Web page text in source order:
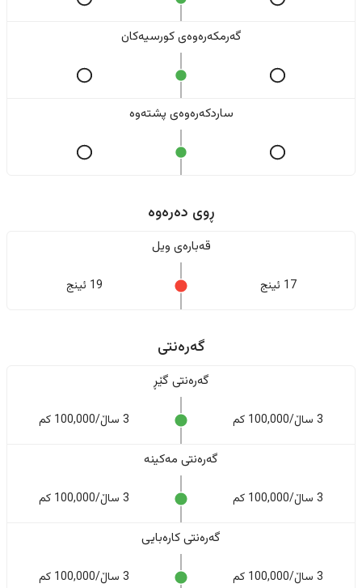
گەرمکەرەوەی کورسیەکان
ساردکەرەوەی پشتەوە
ڕوی دەرەوە
قەبارەی ویل
17 ئینج 19 ئینج
گەرەنتی
گەرەنتی گێڕ
3 ساڵ/100,000 کم 3 ساڵ/100,000 کم
گەرەنتی مەکینە
3 ساڵ/100,000 کم 3 ساڵ/100,000 کم
گەرەنتی کارەبایی
3 ساڵ/100,000 کم 3 ساڵ/100,000 کم